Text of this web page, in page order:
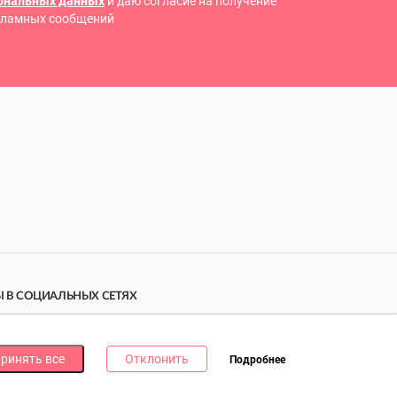
сообщений
все Отклонить Подробнее
В СОЦИАЛЬНЫХ СЕТЯХ
за каждую!